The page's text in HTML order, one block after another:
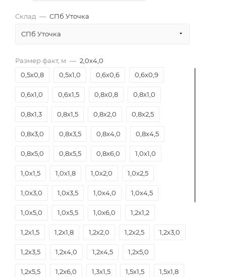
Склад — СПб Уточка
СПб Уточка
Размер факт, м — 2,0х4,0
0,5х0,8
0,5х1,0 0,6х0,6 0,6х0,9
0,6х1,0 0,6х1,5 0,8х0,8 0,8х1,0
0,8х1,3 0,8х1,5 0,8х2,0 0,8х2,5
0,8х3,0 0,8х3,5 0,8х4,0 0,8х4,5
0,8х5,0 0,8х5,5 0,8х6,0 1,0х1,0
1,0х1,5 1,0х1,8 1,0х2,0 1,0х2,5
1,0х3,0 1,0х3,5 1,0х4,0 1,0х4,5
1,0х5,0 1,0х5,5 1,0х6,0 1,2х1,2
1,2х1,5 1,2х1,8 1,2х2,0 1,2х2,5 1,2х3,0
1,2х3,5 1,2х4,0 1,2х4,5 1,2х5,0
1,2х5,5 1,2х6,0 1,3х1,5 1,5х1,5 1,5х1,8